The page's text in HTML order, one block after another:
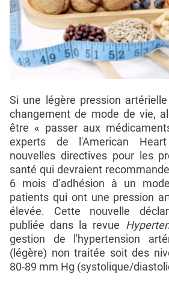
Si une légère pression
changement de mode de vie,
être « passer aux
experts de l'American
nouvelles directives pour les
santé qui devraient
6 mois d’adhésion à un
patients qui ont une pression
élevée. Cette nouvelle
publiée dans la revue
gestion de l'hypertension
(légère) non traitée soit des
80-89 mm Hg (systolique/